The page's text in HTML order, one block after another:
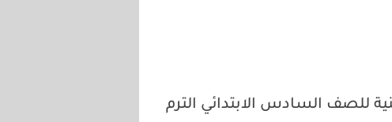
للصف السادس الابتدائي الترم